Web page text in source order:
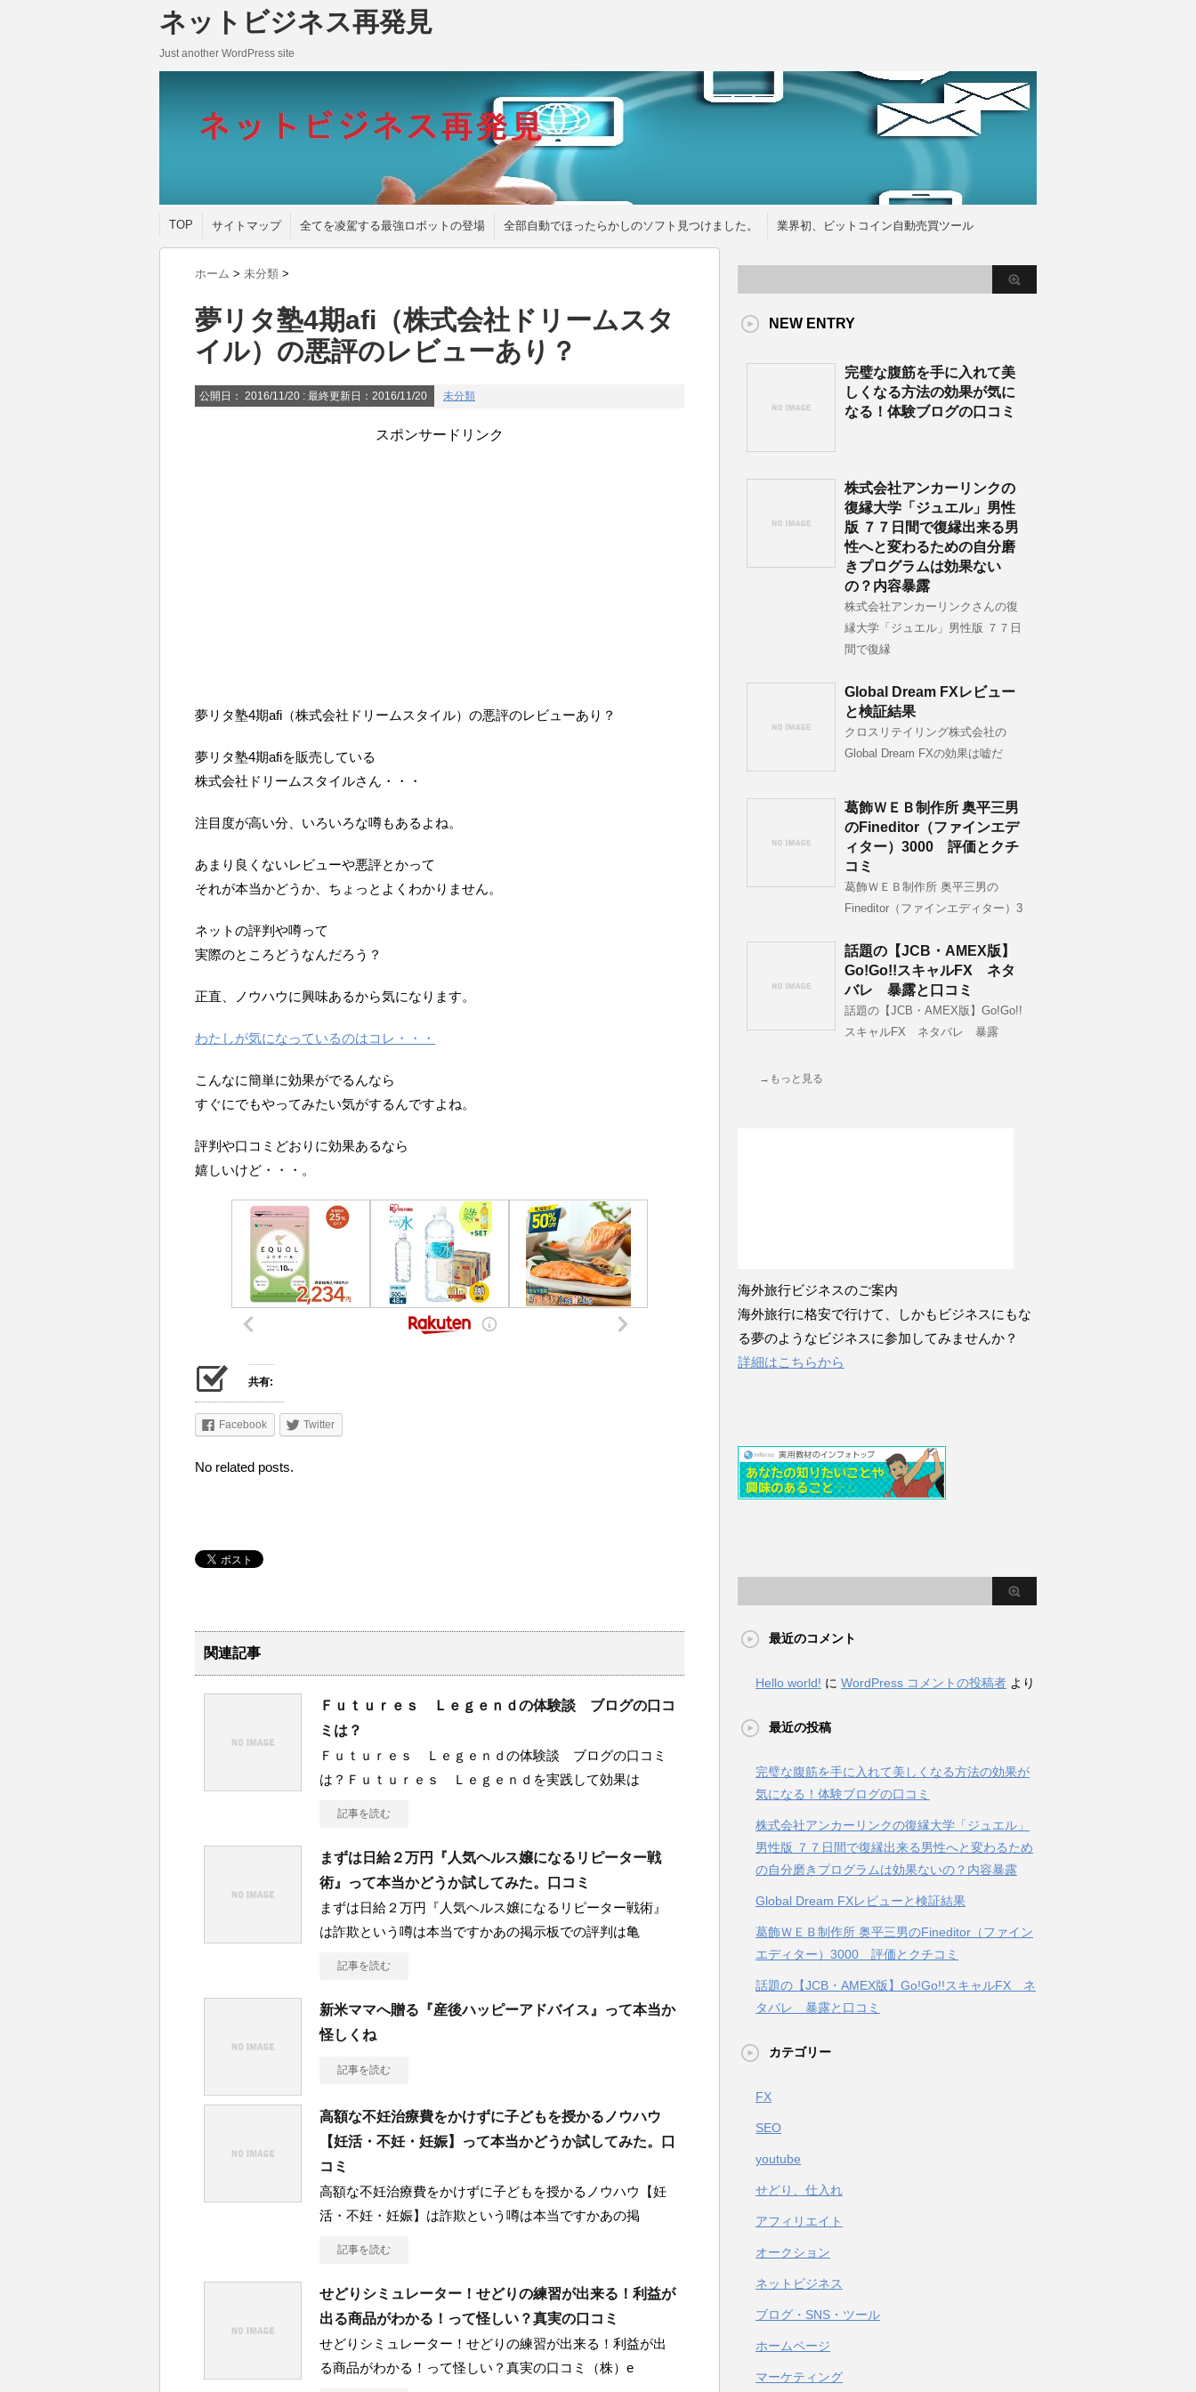
ネットビジネス再発見
Just another WordPress site
TOP サイトマップ 全てを凌駕する最強ロボットの登場 全部自動でほったらかしのソフト見つけました。 業界初、ビットコイン自動売買ツール
ホーム > 未分類 >
夢リタ塾4期afi（株式会社ドリームスタ
イル）の悪評のレビューあり？
公開日： 2016/11/20 : 最終更新日：2016/11/20 未分類
スポンサードリンク
夢リタ塾4期afi（株式会社ドリームスタイル）の悪評のレビューあり？
夢リタ塾4期afiを販売している
株式会社ドリームスタイルさん・・・
注目度が高い分、いろいろな噂もあるよね。
あまり良くないレビューや悪評とかって
それが本当かどうか、ちょっとよくわかりません。
ネットの評判や噂って
実際のところどうなんだろう？
正直、ノウハウに興味あるから気になります。
わたしが気になっているのはコレ・・・
こんなに簡単に効果がでるんなら
すぐにでもやってみたい気がするんですよね。
評判や口コミどおりに効果あるなら
嬉しいけど・・・。
共有:
Facebook Twitter
No related posts.
関連記事
Ｆｕｔｕｒｅｓ Ｌｅｇｅｎｄの体験談 ブログの口コ
ミは？
Ｆｕｔｕｒｅｓ Ｌｅｇｅｎｄの体験談 ブログの口コミ
は？Ｆｕｔｕｒｅｓ Ｌｅｇｅｎｄを実践して効果は
記事を読む
まずは日給２万円『人気ヘルス嬢になるリピーター戦
術』って本当かどうか試してみた。口コミ
まずは日給２万円『人気ヘルス嬢になるリピーター戦術』
は詐欺という噂は本当ですかあの掲示板での評判は亀
記事を読む
新米ママへ贈る『産後ハッピーアドバイス』って本当か
怪しくね
記事を読む
高額な不妊治療費をかけずに子どもを授かるノウハウ
【妊活・不妊・妊娠】って本当かどうか試してみた。口
コミ
高額な不妊治療費をかけずに子どもを授かるノウハウ【妊
活・不妊・妊娠】は詐欺という噂は本当ですかあの掲
記事を読む
せどりシミュレーター！せどりの練習が出来る！利益が
出る商品がわかる！って怪しい？真実の口コミ
せどりシミュレーター！せどりの練習が出来る！利益が出
る商品がわかる！って怪しい？真実の口コミ（株）e
NEW ENTRY
完璧な腹筋を手に入れて美
しくなる方法の効果が気に
なる！体験ブログの口コミ
株式会社アンカーリンクの
復縁大学「ジュエル」男性
版 ７７日間で復縁出来る男
性へと変わるための自分磨
きプログラムは効果ない
の？内容暴露
株式会社アンカーリンクさんの復
縁大学「ジュエル」男性版 ７７日
間で復縁
Global Dream FXレビュー
と検証結果
クロスリテイリング株式会社の
Global Dream FXの効果は嘘だ
葛飾ＷＥＢ制作所 奥平三男
のFineditor（ファインエデ
ィター）3000 評価とクチ
コミ
葛飾ＷＥＢ制作所 奥平三男の
Fineditor（ファインエディター）3
話題の【JCB・AMEX版】
Go!Go!!スキャルFX ネタ
バレ 暴露と口コミ
話題の【JCB・AMEX版】Go!Go!!
スキャルFX ネタバレ 暴露
→もっと見る
海外旅行ビジネスのご案内
海外旅行に格安で行けて、しかもビジネスにもな
る夢のようなビジネスに参加してみませんか？
詳細はこちらから
最近のコメント
Hello world! に WordPress コメントの投稿者 より
最近の投稿
完璧な腹筋を手に入れて美しくなる方法の効果が
気になる！体験ブログの口コミ
株式会社アンカーリンクの復縁大学「ジュエル」
男性版 ７７日間で復縁出来る男性へと変わるため
の自分磨きプログラムは効果ないの？内容暴露
Global Dream FXレビューと検証結果
葛飾ＷＥＢ制作所 奥平三男のFineditor（ファイン
エディター）3000 評価とクチコミ
話題の【JCB・AMEX版】Go!Go!!スキャルFX ネ
タバレ 暴露と口コミ
カテゴリー
FX
SEO
youtube
せどり、仕入れ
アフィリエイト
オークション
ネットビジネス
ブログ・SNS・ツール
ホームページ
マーケティング